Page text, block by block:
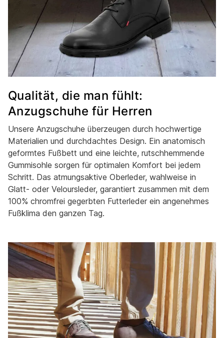
Qualität, die man fühlt:
Anzugschuhe für Herren
Unsere Anzugschuhe überzeugen durch hochwertige
Materialien und durchdachtes Design. Ein anatomisch
geformtes Fußbett und eine leichte, rutschhemmende
Gummisohle sorgen für optimalen Komfort bei jedem
Schritt. Das atmungsaktive Oberleder, wahlweise in
Glatt- oder Veloursleder, garantiert zusammen mit dem
100% chromfrei gegerbten Futterleder ein angenehmes
Fußklima den ganzen Tag.